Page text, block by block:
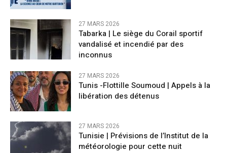
27 MARS 2026
Tabarka | Le siège du Corail sportif
vandalisé et incendié par des
inconnus
27 MARS 2026
Tunis -Flottille Soumoud | Appels à la
libération des détenus
27 MARS 2026
Tunisie | Prévisions de l’Institut de la
météorologie pour cette nuit